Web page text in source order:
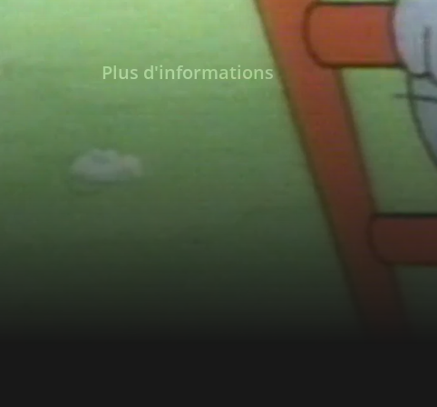
Plus d'informations